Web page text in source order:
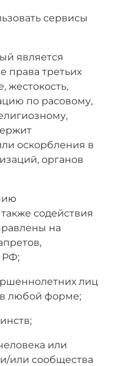
сервисы
является
права третьих
жестокость,
по расовому,
оскорбления в
органов
содействия
на
РФ;
лиц
любой форме;
или
или сообщества